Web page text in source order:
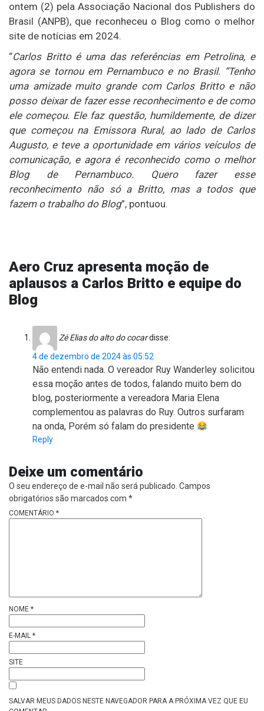
ontem (2) pela Associação Nacional dos Publishers do
Brasil (ANPB), que reconheceu o Blog como o melhor
site de notícias em 2024.
“Carlos Britto é uma das referências em Petrolina, e
agora se tornou em Pernambuco e no Brasil. “Tenho
uma amizade muito grande com Carlos Britto e não
posso deixar de fazer esse reconhecimento e de como
ele começou. Ele faz questão, humildemente, de dizer
que começou na Emissora Rural, ao lado de Carlos
Augusto, e teve a oportunidade em vários veículos de
comunicação, e agora é reconhecido como o melhor
Blog de Pernambuco. Quero fazer esse
reconhecimento não só a Britto, mas a todos que
fazem o trabalho do Blog”, pontuou.
Aero Cruz apresenta moção de
aplausos a Carlos Britto e equipe do
Blog
Zé Elias do alto do cocardisse:
4 de dezembro de 2024 às 05:52
Não entendi nada. O vereador Ruy Wanderley solicitou
essa moção antes de todos, falando muito bem do
blog, posteriormente a vereadora Maria Elena
complementou as palavras do Ruy. Outros surfaram
na onda, Porém só falam do presidente
Reply
Deixe um comentário
O seu endereço de e-mail não será publicado. Campos
obrigatórios são marcados com *
COMENTÁRIO *
NOME *
E-MAIL *
SITE
SALVAR MEUS DADOS NESTE NAVEGADOR PARA A PRÓXIMA VEZ QUE EU